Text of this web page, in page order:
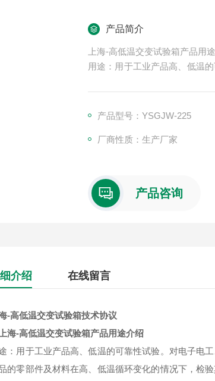
产品简介
上海-高低温交变试验箱产品用
用途：用于工业产品高、低温
产品型号：YSGJW-225
厂商性质：生产厂家
产品咨询
介绍 在线留言
-高低温交变试验箱技术协议
海-高低温交变试验箱产品用途介绍
：用于工业产品高、低温的可靠性试验。对电子电
的零部件及材料在高、低温循环变化的情况下，检